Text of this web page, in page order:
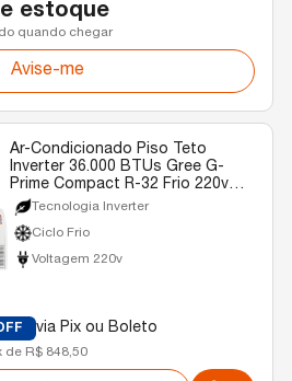
estoque
quando chegar
Avise-me
Ar-Condicionado Piso Teto
Inverter 36.000 BTUs Gree G-
Prime Compact R-32 Frio 220v
Monofásico
Tecnologia Inverter
Ciclo Frio
Voltagem 220v
via Pix ou Boleto
de R$ 848,50